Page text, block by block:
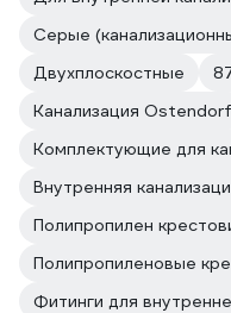
Серые
Двухплоскостные
Канализация Ostendorf
Комплектующие для
Внутренняя
Полипропилен
Полипропиленовые
Фитинги для